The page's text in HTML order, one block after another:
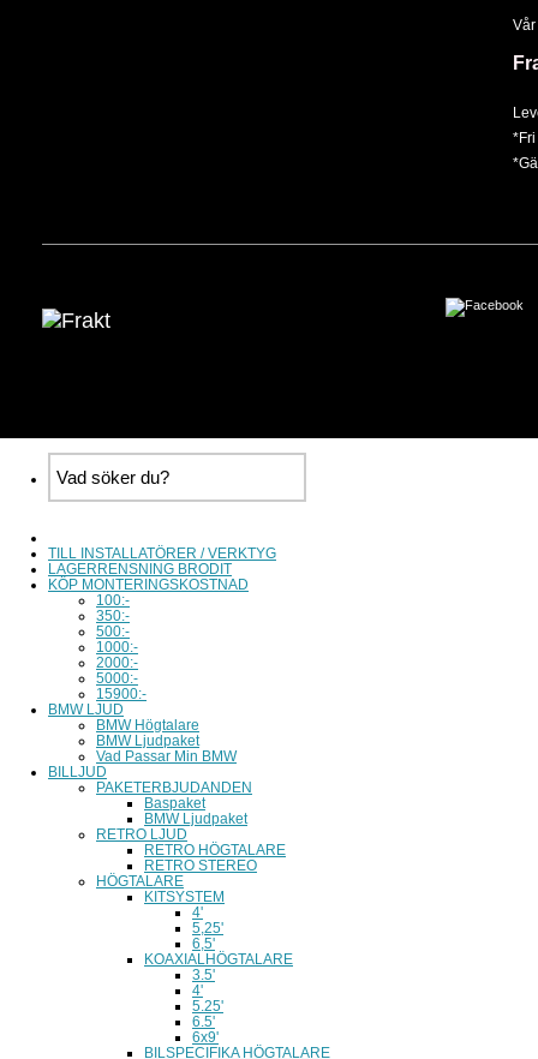
*Fri
TILL INSTALLATÖRER / VERKTYG
LAGERRENSNING BRODIT
KÖP MONTERINGSKOSTNAD
100:-
350:-
500:-
1000:-
2000:-
5000:-
15900:-
BMW LJUD
BMW Högtalare
BMW Ljudpaket
Vad Passar Min BMW
BILLJUD
PAKETERBJUDANDEN
Baspaket
BMW Ljudpaket
RETRO LJUD
RETRO HÖGTALARE
RETRO STEREO
HÖGTALARE
KITSYSTEM
4'
5,25'
6,5'
KOAXIALHÖGTALARE
3.5'
4'
5.25'
6.5'
6x9'
BILSPECIFIKA HÖGTALARE